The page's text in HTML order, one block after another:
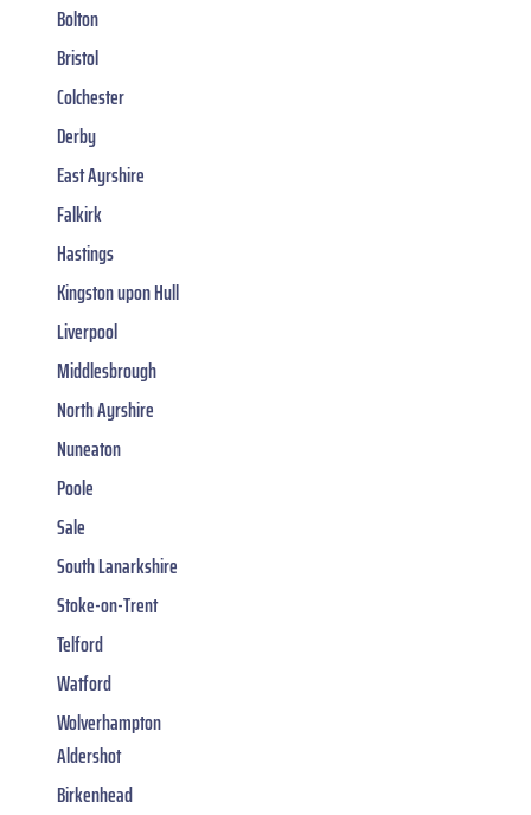
Bolton
Bristol
Colchester
Derby
East Ayrshire
Falkirk
Hastings
Kingston upon Hull
Liverpool
Middlesbrough
North Ayrshire
Nuneaton
Poole
Sale
South Lanarkshire
Stoke-on-Trent
Telford
Watford
Wolverhampton
Aldershot
Birkenhead